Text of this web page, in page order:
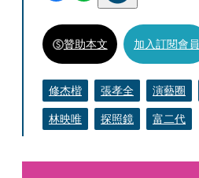
贊助本文 加入訂閱會員
修杰楷 張孝全 演藝圈
林映唯
探照鏡 富二代